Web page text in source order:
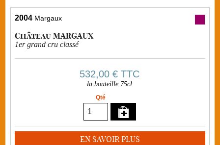
2004 Margaux
Château MARGAUX
1er grand cru classé
532,00 € TTC
la bouteille 75cl
Qté
EN SAVOIR PLUS